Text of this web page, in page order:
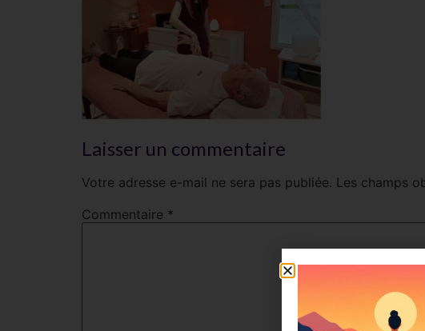
Laisser un commentaire
Votre adresse e-mail ne sera pas publiée. Les champs
Commentaire *